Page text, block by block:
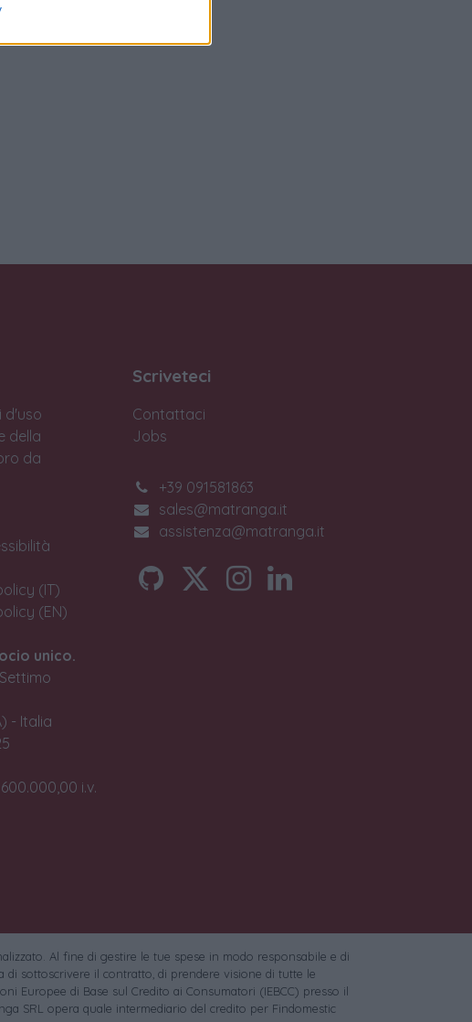
d'uso
della
da
(IT)
(EN)
unico.
- Italia
i.v.
Scriveteci
Contattaci
Jobs
+39 091581863
sales@matranga.it
assistenza@matranga.it
Al fine di gestire le tue spese in modo responsabile e di
sottoscrivere il contratto, di prendere visione di tutte le
Europee di Base sul Credito ai Consumatori (IEBCC) presso il
SRL opera quale intermediario del credito per Findomestic